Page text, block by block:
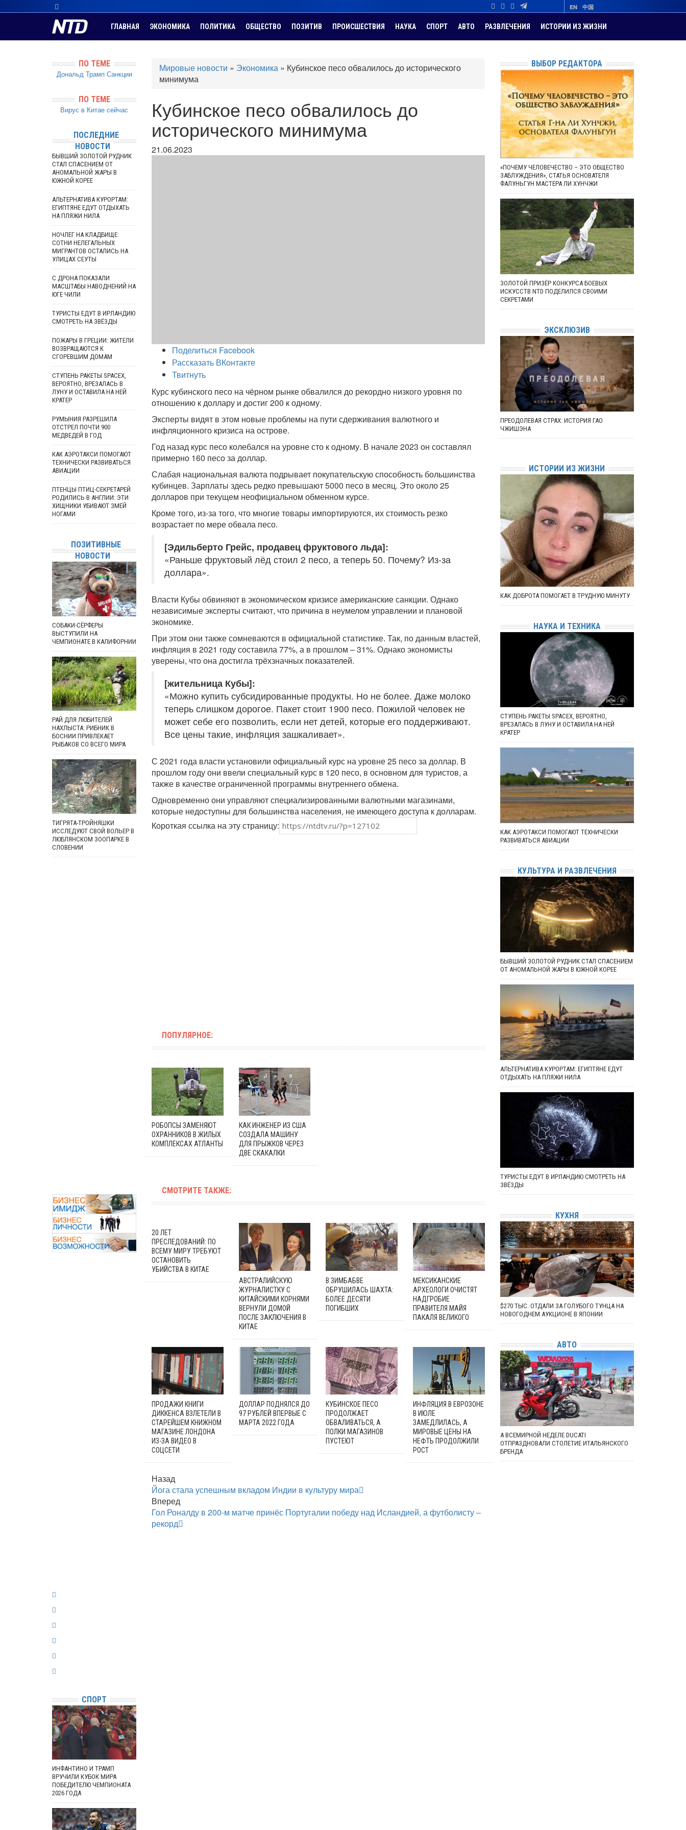
EN 中国
ГЛАВНАЯ ЭКОНОМИКА ПОЛИТИКА ОБЩЕСТВО ПОЗИТИВ ПРОИСШЕСТВИЯ НАУКА СПОРТ АВТО РАЗВЛЕЧЕНИЯ ИСТОРИИ ИЗ ЖИЗНИ
Мировые новости » Экономика » Кубинское песо обвалилось до исторического
минимума
Кубинское песо обвалилось до
исторического минимума
21.06.2023
Поделиться Facebook
Рассказать ВКонтакте
Твитнуть
Курс кубинского песо на чёрном рынке обвалился до рекордно низкого уровня по
отношению к доллару и достиг 200 к одному.
Эксперты видят в этом новые проблемы на пути сдерживания валютного и
инфляционного кризиса на острове.
Год назад курс песо колебался на уровне сто к одному. В начале 2023 он составлял
примерно 160 песо за доллар.
Слабая национальная валюта подрывает покупательскую способность большинства
кубинцев. Зарплаты здесь редко превышают 5000 песо в месяц. Это около 25
долларов при текущем неофициальном обменном курсе.
Кроме того, из-за того, что многие товары импортируются, их стоимость резко
возрастает по мере обвала песо.
[Эдильберто Грейс, продавец фруктового льда]:
«Раньше фруктовый лёд стоил 2 песо, а теперь 50. Почему? Из-за
доллара».
Власти Кубы обвиняют в экономическом кризисе американские санкции. Однако
независимые эксперты считают, что причина в неумелом управлении и плановой
экономике.
При этом они также сомневаются в официальной статистике. Так, по данным властей,
инфляция в 2021 году составила 77%, а в прошлом – 31%. Однако экономисты
уверены, что она достигла трёхзначных показателей.
[жительница Кубы]:
«Можно купить субсидированные продукты. Но не более. Даже молоко
теперь слишком дорогое. Пакет стоит 1900 песо. Пожилой человек не
может себе его позволить, если нет детей, которые его поддерживают.
Все цены такие, инфляция зашкаливает».
С 2021 года власти установили официальный курс на уровне 25 песо за доллар. В
прошлом году они ввели специальный курс в 120 песо, в основном для туристов, а
также в качестве ограниченной программы внутреннего обмена.
Одновременно они управляют специализированными валютными магазинами,
которые недоступны для большинства населения, не имеющего доступа к долларам.
Короткая ссылка на эту страницу:
ПОПУЛЯРНОЕ:
РОБОПСЫ ЗАМЕНЯЮТ
ОХРАННИКОВ В ЖИЛЫХ
КОМПЛЕКСАХ АТЛАНТЫ
КАК ИНЖЕНЕР ИЗ США
СОЗДАЛА МАШИНУ
ДЛЯ ПРЫЖКОВ ЧЕРЕЗ
ДВЕ СКАКАЛКИ
СМОТРИТЕ ТАКЖЕ:
20 ЛЕТ
ПРЕСЛЕДОВАНИЙ: ПО
ВСЕМУ МИРУ ТРЕБУЮТ
ОСТАНОВИТЬ
УБИЙСТВА В КИТАЕ
АВСТРАЛИЙСКУЮ
ЖУРНАЛИСТКУ С
КИТАЙСКИМИ КОРНЯМИ
ВЕРНУЛИ ДОМОЙ
ПОСЛЕ ЗАКЛЮЧЕНИЯ В
КИТАЕ
В ЗИМБАБВЕ
ОБРУШИЛАСЬ ШАХТА:
БОЛЕЕ ДЕСЯТИ
ПОГИБШИХ
МЕКСИКАНСКИЕ
АРХЕОЛОГИ ОЧИСТЯТ
НАДГРОБИЕ
ПРАВИТЕЛЯ МАЙЯ
ПАКАЛЯ ВЕЛИКОГО
ПРОДАЖИ КНИГИ
ДИККЕНСА ВЗЛЕТЕЛИ В
СТАРЕЙШЕМ КНИЖНОМ
МАГАЗИНЕ ЛОНДОНА
ИЗ-ЗА ВИДЕО В
СОЦСЕТИ
ДОЛЛАР ПОДНЯЛСЯ ДО
97 РУБЛЕЙ ВПЕРВЫЕ С
МАРТА 2022 ГОДА
КУБИНСКОЕ ПЕСО
ПРОДОЛЖАЕТ
ОБВАЛИВАТЬСЯ, А
ПОЛКИ МАГАЗИНОВ
ПУСТЕЮТ
ИНФЛЯЦИЯ В ЕВРОЗОНЕ
В ИЮЛЕ
ЗАМЕДЛИЛАСЬ, А
МИРОВЫЕ ЦЕНЫ НА
НЕФТЬ ПРОДОЛЖИЛИ
РОСТ
Назад
Йога стала успешным вкладом Индии в культуру мира
Вперед
Гол Роналду в 200-м матче принёс Португалии победу над Исландией, а футболисту –
рекорд
ПО ТЕМЕ
Дональд Трамп Санкции
ПО ТЕМЕ
Вирус в Китае сейчас
ПОСЛЕДНИЕ
НОВОСТИ
БЫВШИЙ ЗОЛОТОЙ РУДНИК
СТАЛ СПАСЕНИЕМ ОТ
АНОМАЛЬНОЙ ЖАРЫ В
ЮЖНОЙ КОРЕЕ
АЛЬТЕРНАТИВА КУРОРТАМ:
ЕГИПТЯНЕ ЕДУТ ОТДЫХАТЬ
НА ПЛЯЖИ НИЛА
НОЧЛЕГ НА КЛАДБИЩЕ:
СОТНИ НЕЛЕГАЛЬНЫХ
МИГРАНТОВ ОСТАЛИСЬ НА
УЛИЦАХ СЕУТЫ
С ДРОНА ПОКАЗАЛИ
МАСШТАБЫ НАВОДНЕНИЙ НА
ЮГЕ ЧИЛИ
ТУРИСТЫ ЕДУТ В ИРЛАНДИЮ
СМОТРЕТЬ НА ЗВЁЗДЫ
ПОЖАРЫ В ГРЕЦИИ: ЖИТЕЛИ
ВОЗВРАЩАЮТСЯ К
СГОРЕВШИМ ДОМАМ
СТУПЕНЬ РАКЕТЫ SPACEX,
ВЕРОЯТНО, ВРЕЗАЛАСЬ В
ЛУНУ И ОСТАВИЛА НА НЕЙ
КРАТЕР
РУМЫНИЯ РАЗРЕШИЛА
ОТСТРЕЛ ПОЧТИ 900
МЕДВЕДЕЙ В ГОД
КАК АЭРОТАКСИ ПОМОГАЮТ
ТЕХНИЧЕСКИ РАЗВИВАТЬСЯ
АВИАЦИИ
ПТЕНЦЫ ПТИЦ-СЕКРЕТАРЕЙ
РОДИЛИСЬ В АНГЛИИ: ЭТИ
ХИЩНИКИ УБИВАЮТ ЗМЕЙ
НОГАМИ
ПОЗИТИВНЫЕ
НОВОСТИ
СОБАКИ-СЁРФЕРЫ
ВЫСТУПИЛИ НА
ЧЕМПИОНАТЕ В КАЛИФОРНИИ
РАЙ ДЛЯ ЛЮБИТЕЛЕЙ
НАХЛЫСТА: РИБНИК В
БОСНИИ ПРИВЛЕКАЕТ
РЫБАКОВ СО ВСЕГО МИРА
ТИГРЯТА-ТРОЙНЯШКИ
ИССЛЕДУЮТ СВОЙ ВОЛЬЕР В
ЛЮБЛЯНСКОМ ЗООПАРКЕ В
СЛОВЕНИИ
СПОРТ
ИНФАНТИНО И ТРАМП
ВРУЧИЛИ КУБОК МИРА
ПОБЕДИТЕЛЮ ЧЕМПИОНАТА
2026 ГОДА
ВЫБОР РЕДАКТОРА
«ПОЧЕМУ ЧЕЛОВЕЧЕСТВО – ЭТО ОБЩЕСТВО
ЗАБЛУЖДЕНИЯ», СТАТЬЯ ОСНОВАТЕЛЯ
ФАЛУНЬГУН МАСТЕРА ЛИ ХУНЧЖИ
ЗОЛОТОЙ ПРИЗЁР КОНКУРСА БОЕВЫХ
ИСКУССТВ NTD ПОДЕЛИЛСЯ СВОИМИ
СЕКРЕТАМИ
ЭКСКЛЮЗИВ
ПРЕОДОЛЕВАЯ СТРАХ: ИСТОРИЯ ГАО
ЧЖИШЭНА
ИСТОРИИ ИЗ ЖИЗНИ
КАК ДОБРОТА ПОМОГАЕТ В ТРУДНУЮ МИНУТУ
НАУКА И ТЕХНИКА
СТУПЕНЬ РАКЕТЫ SPACEX, ВЕРОЯТНО,
ВРЕЗАЛАСЬ В ЛУНУ И ОСТАВИЛА НА НЕЙ
КРАТЕР
КАК АЭРОТАКСИ ПОМОГАЮТ ТЕХНИЧЕСКИ
РАЗВИВАТЬСЯ АВИАЦИИ
КУЛЬТУРА И РАЗВЛЕЧЕНИЯ
БЫВШИЙ ЗОЛОТОЙ РУДНИК СТАЛ СПАСЕНИЕМ
ОТ АНОМАЛЬНОЙ ЖАРЫ В ЮЖНОЙ КОРЕЕ
АЛЬТЕРНАТИВА КУРОРТАМ: ЕГИПТЯНЕ ЕДУТ
ОТДЫХАТЬ НА ПЛЯЖИ НИЛА
ТУРИСТЫ ЕДУТ В ИРЛАНДИЮ СМОТРЕТЬ НА
ЗВЁЗДЫ
КУХНЯ
$270 ТЫС. ОТДАЛИ ЗА ГОЛУБОГО ТУНЦА НА
НОВОГОДНЕМ АУКЦИОНЕ В ЯПОНИИ
АВТО
А ВСЕМИРНОЙ НЕДЕЛЕ DUCATI
ОТПРАЗДНОВАЛИ СТОЛЕТИЕ ИТАЛЬЯНСКОГО
БРЕНДА